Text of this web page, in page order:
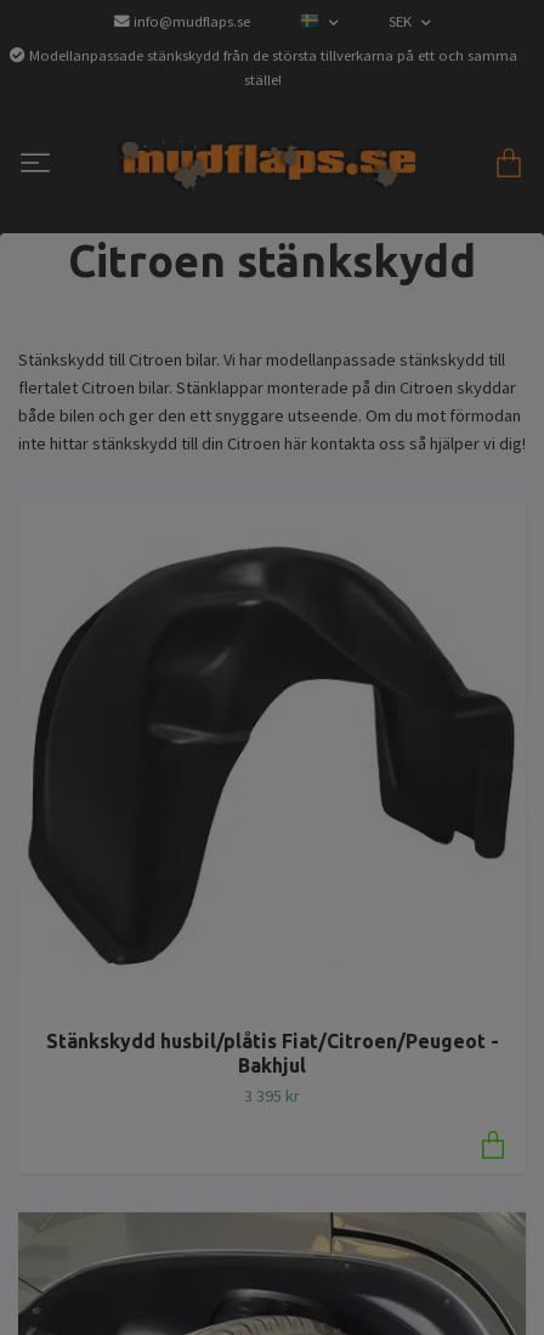
info@mudflaps.se
SEK
Modellanpassade stänkskydd från de största tillverkarna på ett och samma
ställe!
Citroen stänkskydd
Stänkskydd till Citroen bilar. Vi har modellanpassade stänkskydd till
flertalet Citroen bilar. Stänklappar monterade på din Citroen skyddar
både bilen och ger den ett snyggare utseende. Om du mot förmodan
inte hittar stänkskydd till din Citroen här kontakta oss så hjälper vi dig!
Stänkskydd husbil/plåtis Fiat/Citroen/Peugeot -
Bakhjul
3 395 kr